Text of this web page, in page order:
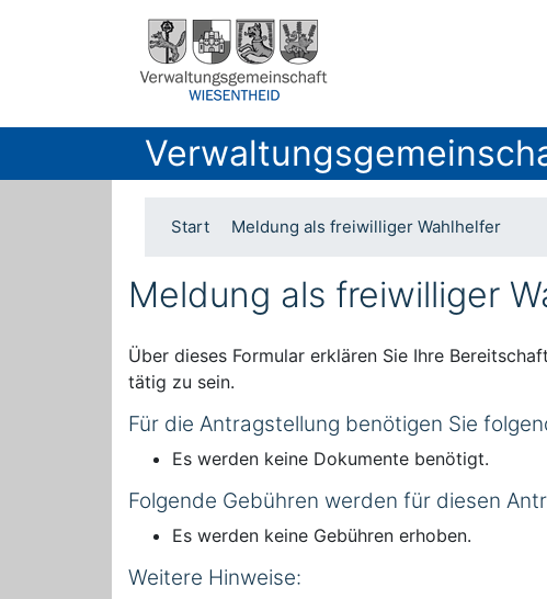
Start Meldung als freiwilliger Wahlhelfer
Meldung als freiwilliger
Über dieses Formular erklären Sie Ihre
tätig zu sein.
Für die Antragstellung benötigen Sie
Es werden keine Dokumente benötigt.
Folgende Gebühren werden für diesen
Es werden keine Gebühren erhoben.
Weitere Hinweise: